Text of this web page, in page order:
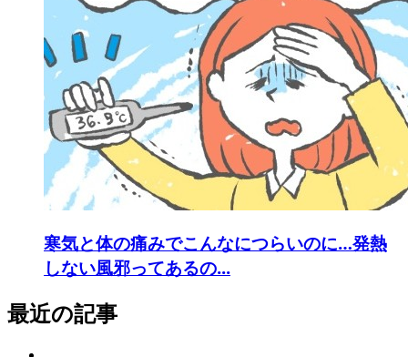
寒気と体の痛みでこんなにつらいのに…発熱
しない風邪ってあるの...
最近の記事